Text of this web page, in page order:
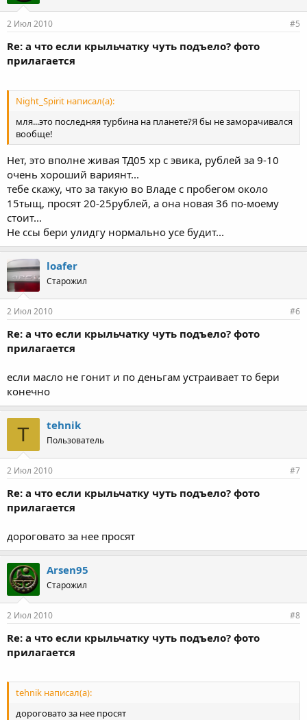
2 Июл 2010 #5
Re: а что если крыльчатку чуть подъело? фото
прилагается
Night_Spirit написал(а):
мля...это последняя турбина на планете?Я бы не заморачивался
вообще!
Нет, это вполне живая ТД05 хр с эвика, рублей за 9-10
очень хороший вариянт...
тебе скажу, что за такую во Владе с пробегом около
15тыщ, просят 20-25рублей, а она новая 36 по-моему
стоит...
Не ссы бери улидгу нормально усе будит...
loafer
Старожил
2 Июл 2010 #6
Re: а что если крыльчатку чуть подъело? фото
прилагается
если масло не гонит и по деньгам устраивает то бери
конечно
T tehnik
Пользователь
2 Июл 2010 #7
Re: а что если крыльчатку чуть подъело? фото
прилагается
дороговато за нее просят
Arsen95
Старожил
2 Июл 2010 #8
Re: а что если крыльчатку чуть подъело? фото
прилагается
tehnik написал(а):
дороговато за нее просят